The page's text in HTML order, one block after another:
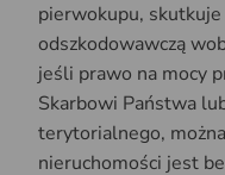
pierwokupu,
odszkodowawczą
jeśli prawo na mocy
Skarbowi Państwa
terytorialnego,
nieruchomości jest